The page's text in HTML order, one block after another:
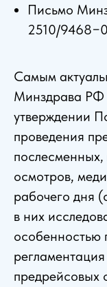
Письмо
2510/
Самым
Минздрава
утверждении
проведения
осмотров,
рабочего дня
в них
особенностью
предрейсовых